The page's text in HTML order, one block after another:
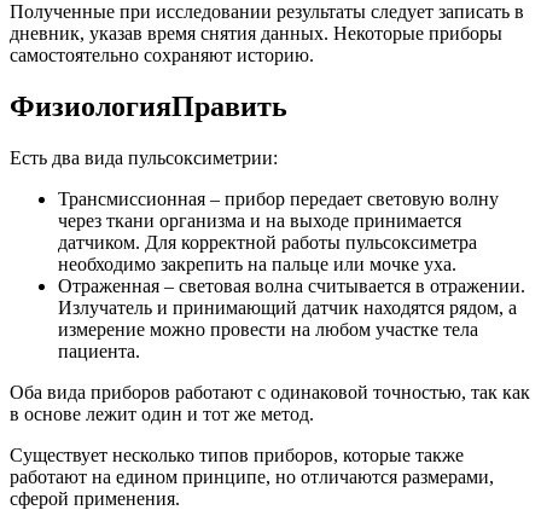
Полученные при исследовании результаты следует записать в
дневник, указав время снятия данных. Некоторые приборы
самостоятельно сохраняют историю.
ФизиологияПравить
Есть два вида пульсоксиметрии:
Трансмиссионная – прибор передает световую волну
через ткани организма и на выходе принимается
датчиком. Для корректной работы пульсоксиметра
необходимо закрепить на пальце или мочке уха.
Отраженная – световая волна считывается в отражении.
Излучатель и принимающий датчик находятся рядом, а
измерение можно провести на любом участке тела
пациента.
Оба вида приборов работают с одинаковой точностью, так как
в основе лежит один и тот же метод.
Существует несколько типов приборов, которые также
работают на едином принципе, но отличаются размерами,
сферой применения.